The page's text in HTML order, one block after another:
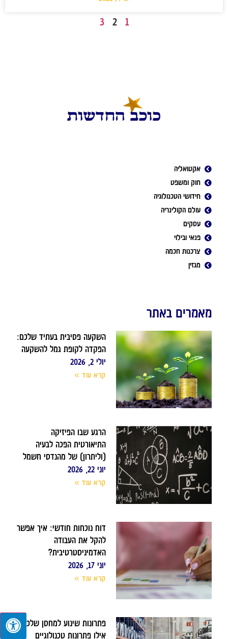
1
2
3
אקטואליה
חוק ומשפט
חידושי הטכנולוגיה
עולם הקולינריה
עסקים
פנאי ובילוי
צרכנות חכמה
מגזין
מאמרים באתר
השקעה פסיבית בעתיד שלכם:
הפקדה לקופת גמל להשקעה
יולי 2, 2026
קרא עוד »
הרגע שבו הפיזיקה
התיאורטית הפכה לבעיה
(וליתרון) של מהנדסי חשמל
יוני 22, 2026
קרא עוד »
דוח נוכחות חודשי: איך אפשר
להקל את העבודה
האדמיניסטרטיבית?
יוני 17, 2026
קרא עוד »
פתרונות שינוע למחסן שלכם:
אילו פתרונות טכנולוגיים